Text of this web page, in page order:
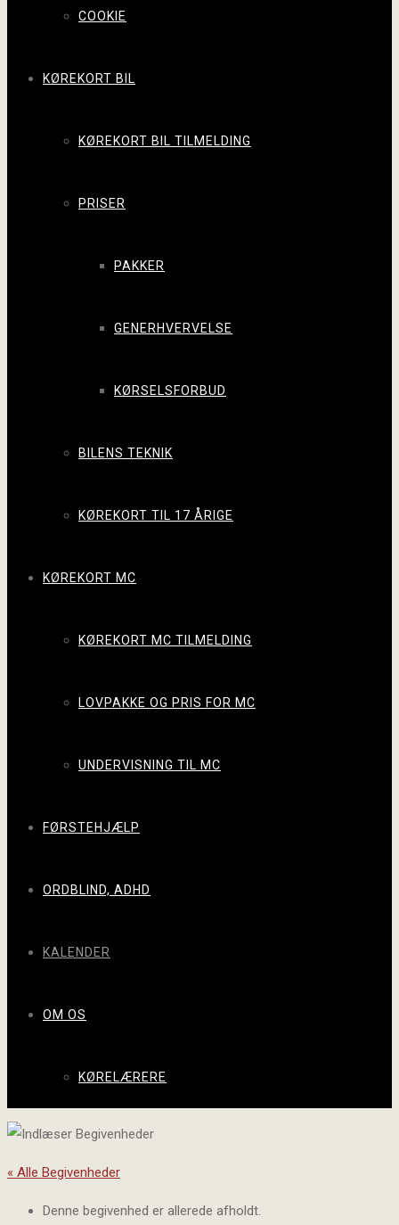
COOKIE
KØREKORT BIL
KØREKORT BIL TILMELDING
PRISER
PAKKER
GENERHVERVELSE
KØRSELSFORBUD
BILENS TEKNIK
KØREKORT TIL 17 ÅRIGE
KØREKORT MC
KØREKORT MC TILMELDING
LOVPAKKE OG PRIS FOR MC
UNDERVISNING TIL MC
FØRSTEHJÆLP
ORDBLIND, ADHD
KALENDER
OM OS
KØRELÆRERE
« Alle Begivenheder
Denne begivenhed er allerede afholdt.